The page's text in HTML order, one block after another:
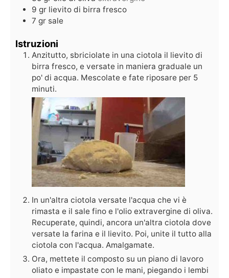
9 gr lievito di birra fresco
7 gr sale
Istruzioni
Anzitutto, sbriciolate in una ciotola il lievito di
birra fresco, e versate in maniera graduale un
po' di acqua. Mescolate e fate riposare per 5
minuti.
In un'altra ciotola versate l'acqua che vi è
rimasta e il sale fino e l'olio extravergine di oliva.
Recuperate, quindi, ancora un'altra ciotola dove
versate la farina e il lievito. Poi, unite il tutto alla
ciotola con l'acqua. Amalgamate.
Ora, mettete il composto su un piano di lavoro
oliato e impastate con le mani, piegando i lembi